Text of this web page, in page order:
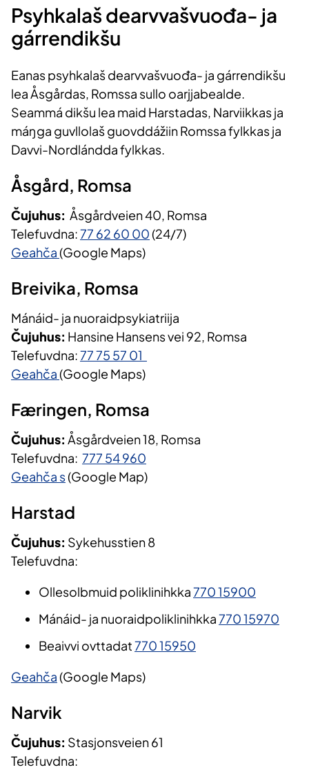
Psyhkalaš dearvvašvuođa- ja
gárrendikšu
Eanas psyhkalaš dearvvašvuođa- ja gárrendikšu
lea Åsgårdas, Romssa sullo oarjjabealde.
Seammá dikšu lea maid Harstadas, Narviikkas ja
máŋga guvllolaš guovddážiin Romssa fylkkas ja
Davvi-Nordlándda fylkkas.
Åsgård, Romsa
Čujuhus: Åsgårdveien 40, Romsa
Telefuvdna:77 62 60 00(24/7)
Geahča(Google Maps)
Breivika, Romsa
Mánáid- ja nuoraidpsykiatriija
Čujuhus: Hansine Hansens vei 92, Romsa
Telefuvdna:77 75 57 01
Geahča(Google Maps)
Færingen, Romsa
Čujuhus: Åsgårdveien 18, Romsa
Telefuvdna: 777 54 960
Geahča s(Google Map)
Harstad
Čujuhus: Sykehusstien 8
Telefuvdna:
Ollesolbmuid poliklinihkka770 15900
Mánáid- ja nuoraidpoliklinihkka770 15970
Beaivvi ovttadat770 15950
Geahča(Google Maps)
Narvik
Čujuhus: Stasjonsveien 61
Telefuvdna: